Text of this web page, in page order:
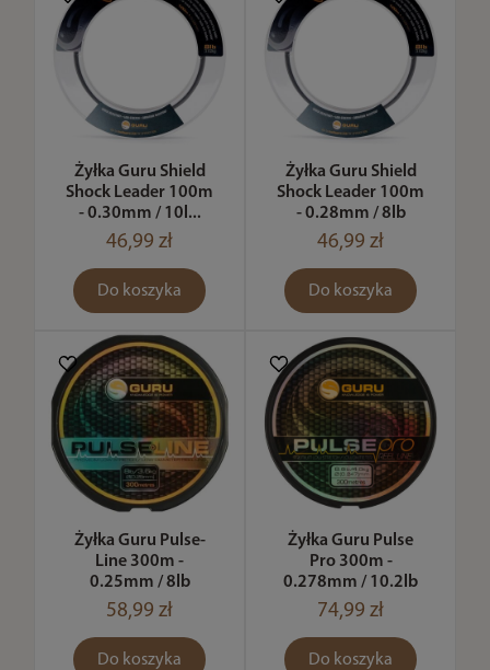
Żyłka Guru Shield
Shock Leader 100m
- 0.30mm / 10l...
46,99 zł
Do koszyka
Żyłka Guru Shield
Shock Leader 100m
- 0.28mm / 8lb
46,99 zł
Do koszyka
Żyłka Guru Pulse-
Line 300m -
0.25mm / 8lb
58,99 zł
Do koszyka
Żyłka Guru Pulse
Pro 300m -
0.278mm / 10.2lb
74,99 zł
Do koszyka